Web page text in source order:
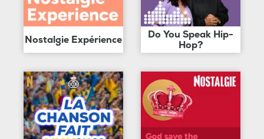
Nostalgie Expérience
Do You Speak Hip-
Hop?